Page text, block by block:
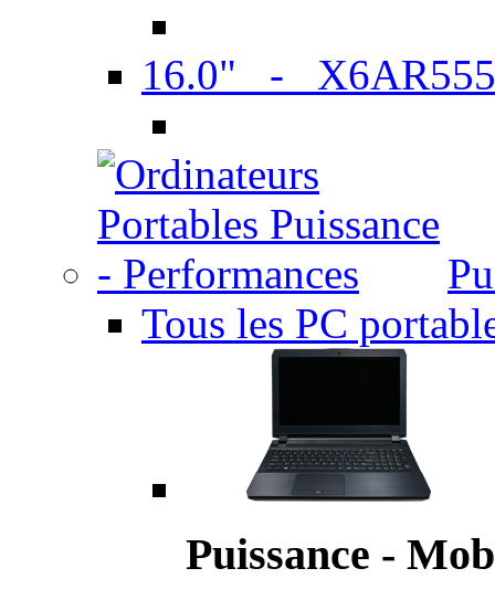
16.0" -
Tous les PC
Puissance -